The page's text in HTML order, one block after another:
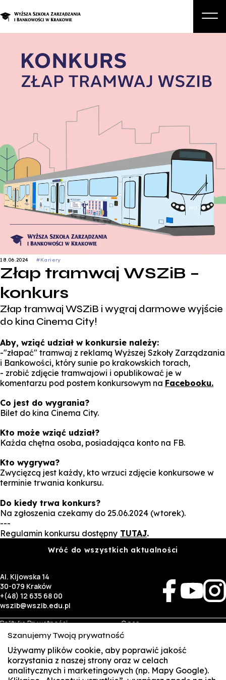
Biznes
Zapisz się na studia
18.06.2024 #Kariery
Złap tramwaj WSZiB –
konkurs
Złap tramwaj WSZiB i wygraj darmowe wyjście
do kina Cinema City!
Aby, wziąć udział w konkursie należy:
-"złapać" tramwaj z reklamą Wyższej Szkoły Zarządzania
i Bankowości, który sunie po krakowskich torach,
- zrobić zdjęcie tramwajowi i opublikować je w
komentarzu pod postem konkursowym na Facebooku.
Co jest do wygrania?
Bilet do kina Cinema City.
Kto może wziąć udział?
Każda chętna osoba, posiadająca konto na FB.
Kto wygrywa?
Zwycięzcą jest każdy, kto wrzuci zdjęcie konkursowe w
terminie trwania konkursu.
Do kiedy trwa konkurs?
Na zgłoszenia czekamy do 25.06.2024 (wtorek).
---
Regulamin konkursu dostępny TUTAJ.
Wróć do wszystkich aktualności
Al. Kijowska 14
30-079 Kraków
+(48) 12 635 68 00
wszib@wszib.edu.pl
Polityka Prywatności
RODO
Identyfikacja wizualna
O nas
Rekrutacja
Studia
Kontakt
Biznes Student
Szanujemy Twoją prywatność
Używamy plików cookie, aby poprawić jakość
korzystania z naszej strony oraz w celach
analitycznych i marketingowych (np. Mapy Google).